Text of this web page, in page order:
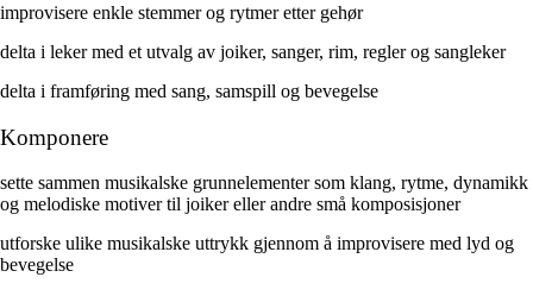
improvisere enkle stemmer og rytmer etter gehør
delta i leker med et utvalg av joiker, sanger, rim, regler og sangleker
delta i framføring med sang, samspill og bevegelse
Komponere
sette sammen musikalske grunnelementer som klang, rytme, dynamikk
og melodiske motiver til joiker eller andre små komposisjoner
utforske ulike musikalske uttrykk gjennom å improvisere med lyd og
bevegelse